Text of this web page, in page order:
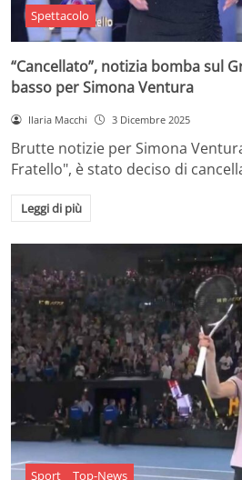
Spettacolo
“Cancellato”, notizia bomba sul
basso per Simona Ventura
Ilaria Macchi 3 Dicembre 2025
Brutte notizie per Simona
Fratello", è stato deciso di
Leggi di più
Sport Top-News